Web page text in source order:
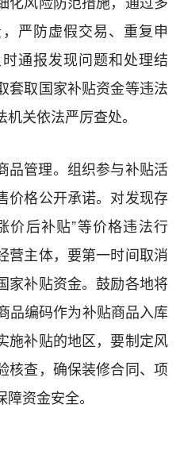
严防虚假交易、重复申
通报发现问题和处理结
套取国家补贴资金等违法
关依法严厉查处。
品管理。组织参与补贴活
价格公开承诺。对发现存
价后补贴”等价格违法行
营主体，要第一时间取消
家补贴资金。鼓励各地将
品编码作为补贴商品入库
施补贴的地区，要制定风
核查，确保装修合同、项
资金安全。